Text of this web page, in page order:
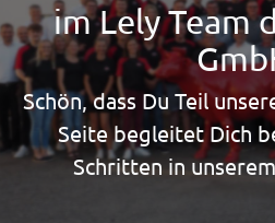
im Lely Team
Schön, dass Du Teil
Seite begleitet Dich
Schritten in